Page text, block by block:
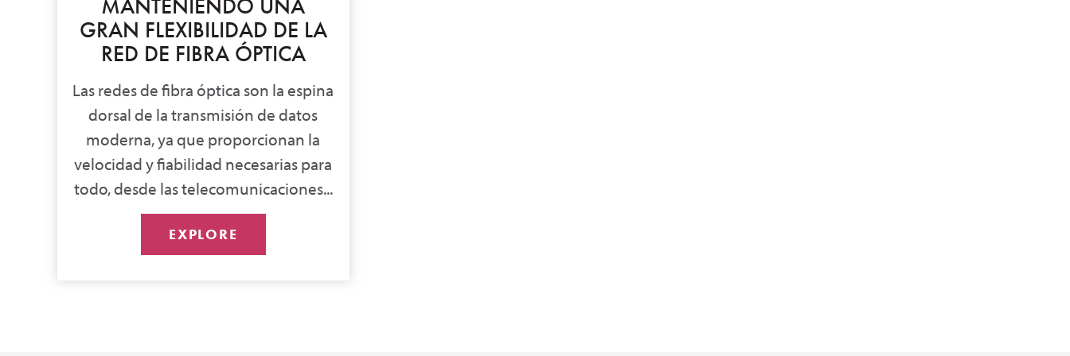
MANTENIENDO UNA
GRAN FLEXIBILIDAD DE LA
RED DE FIBRA ÓPTICA
Las redes de fibra óptica son la espina
dorsal de la transmisión de datos
moderna, ya que proporcionan la
velocidad y fiabilidad necesarias para
todo, desde las telecomunicaciones...
EXPLORE